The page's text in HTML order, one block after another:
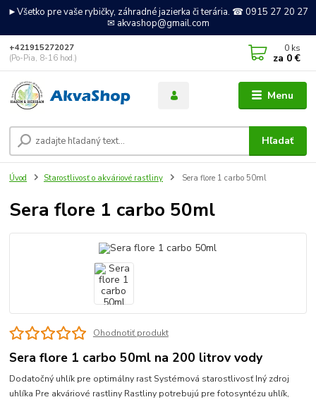
►Všetko pre vaše rybičky, záhradné jazierka či terária. ☎ 0915 27 20 27
✉ akvashop@gmail.com
Menu
Hľadať
+421915272027
(Po-Pia, 8-16 hod.)
0 ks
za 0 €
Úvod Starostlivosť o akváriové rastliny Sera flore 1 carbo 50ml
Sera flore 1 carbo 50ml
Ohodnotiť produkt
Sera flore 1 carbo 50ml na 200 litrov vody
Dodatočný uhlík pre optimálny rast Systémová starostlivosť Iný zdroj
uhlíka Pre akváriové rastliny Rastliny potrebujú pre fotosyntézu uhlík,